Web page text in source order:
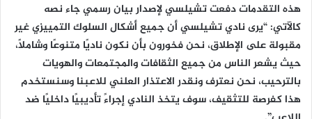
هذه التقدمات دفعت تشيلسي لإصدار بيان رسمي جاء نصه
كالآتي: “يرى نادي تشيلسي أن جميع أشكال السلوك التمييزي غير
مقبولة على الإطلاق، نحن فخورون بأن نكون ناديًا متنوعًا وشاملًا،
حيث يشعر الناس من جميع الثقافات والمجتمعات والهويات
بالترحيب، نحن نعترف ونقدر الاعتذار العلني للاعبنا وسنستخدم
هذا كفرصة للتثقيف، سوف يتخذ النادي إجراءً تأديبيًا داخليًا ضد